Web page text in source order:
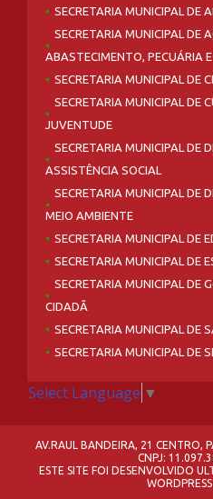
SECRETARIA MUNICIPAL DE
SECRETARIA MUNICIPAL DE
ABASTECIMENTO, PECUÁRIA
SECRETARIA MUNICIPAL DE
SECRETARIA MUNICIPAL DE
JUVENTUDE
SECRETARIA MUNICIPAL DE
ASSISTÊNCIA SOCIAL
SECRETARIA MUNICIPAL DE
MEIO AMBIENTE
SECRETARIA MUNICIPAL DE
SECRETARIA MUNICIPAL DE
SECRETARIA MUNICIPAL DE
CIDADÃ
SECRETARIA MUNICIPAL DE
SECRETARIA MUNICIPAL DE
Select Language ▼
AV.RAUL BANDEIRA, 21 CENTRO,
CNPJ:
ESTE SITE FOI DESENVOLVIDO
WORDPRESS